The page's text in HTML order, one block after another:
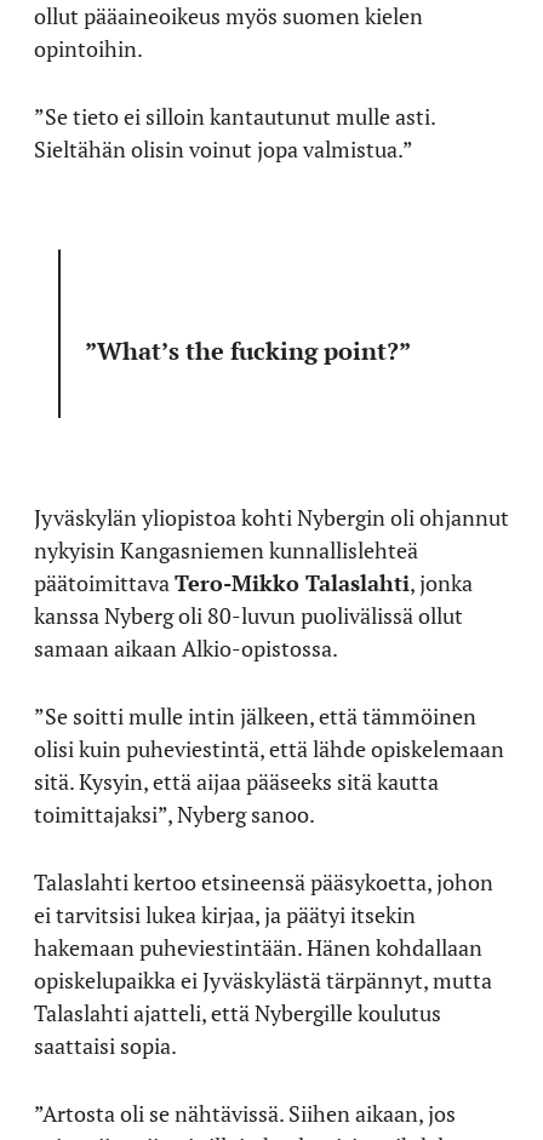
ollut pääaineoikeus myös suomen kielen
opintoihin.
”Se tieto ei silloin kantautunut mulle asti.
Sieltähän olisin voinut jopa valmistua.”
”What’s the fucking point?”
Jyväskylän yliopistoa kohti Nybergin oli ohjannut
nykyisin Kangasniemen kunnallislehteä
päätoimittavaTero-Mikko Talaslahti, jonka
kanssa Nyberg oli 80-luvun puolivälissä ollut
samaan aikaan Alkio-opistossa.
”Se soitti mulle intin jälkeen, että tämmöinen
olisi kuin puheviestintä, että lähde opiskelemaan
sitä. Kysyin, että aijaa pääseeks sitä kautta
toimittajaksi”, Nyberg sanoo.
Talaslahti kertoo etsineensä pääsykoetta, johon
ei tarvitsisi lukea kirjaa, ja päätyi itsekin
hakemaan puheviestintään. Hänen kohdallaan
opiskelupaikka ei Jyväskylästä tärpännyt, mutta
Talaslahti ajatteli, että Nybergille koulutus
saattaisi sopia.
”Artosta oli se nähtävissä. Siihen aikaan, jos